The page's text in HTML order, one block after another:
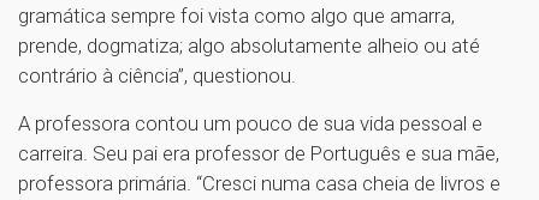
gramática sempre foi vista como algo que amarra,
prende, dogmatiza; algo absolutamente alheio ou até
contrário à ciência”, questionou.
A professora contou um pouco de sua vida pessoal e
carreira. Seu pai era professor de Português e sua mãe,
professora primária. “Cresci numa casa cheia de livros e